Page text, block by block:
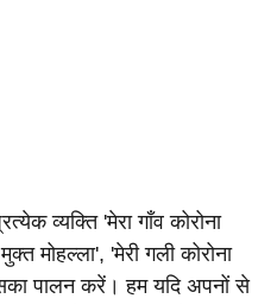
व्यक्ति 'मेरा गाँव कोरोना
मोहल्ला', 'मेरी गली कोरोना
पालन करें। हम यदि अपनों से